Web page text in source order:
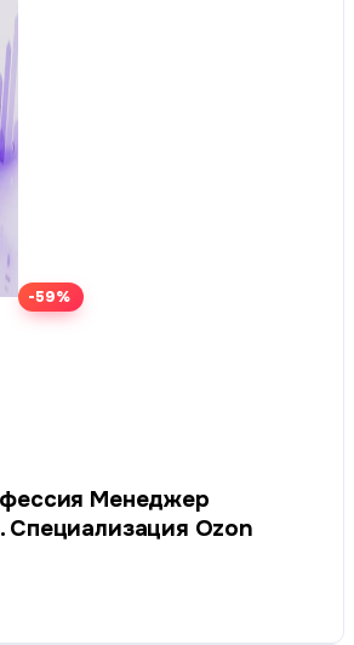
-59%
Менеджер
Специализация Ozon